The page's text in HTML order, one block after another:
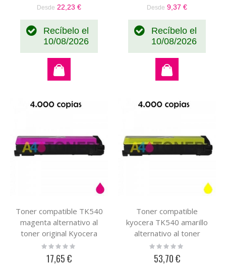
Desde 22,23 €
Recíbelo el
10/08/2026
Desde 9,37 €
Recíbelo el
10/08/2026
Toner compatible TK540
magenta alternativo al
toner original Kyocera
TK-540 0T2HLBEU
Rating:
17,65 €
Toner compatible
kyocera TK540 amarillo
alternativo al toner
original Kyocera
0T2HLAEU TK-540
Rating:
53,70 €